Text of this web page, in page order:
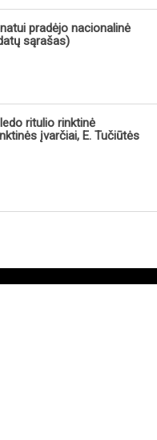
pradėjo nacionalinė
sąrašas)
ritulio rinktinė
įvarčiai, E. Tučiūtės